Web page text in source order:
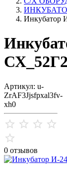
Инкубатор
Артикул: u-
ZrAF3Jjsfpxal3fv-
xh0
0 отзывов